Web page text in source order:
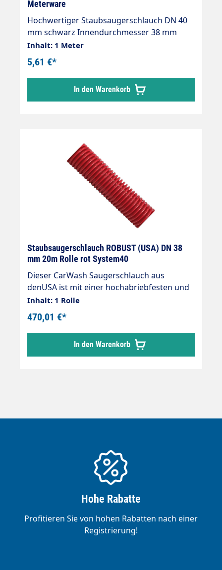
Meterware
Hochwertiger Staubsaugerschlauch DN 40
mm schwarz Innendurchmesser 38 mm
Aussendurchmesser 47 mm max.
Rollenlänge 20m
Inhalt: 1 Meter
5,61 €*
In den Warenkorb
Staubsaugerschlauch ROBUST (USA) DN 38
mm 20m Rolle rot System40
Dieser CarWash Saugerschlauch aus
denUSA ist mit einer hochabriebfesten und
schmutzunempfindlichen Kunststoffspirale
(Non Marking) versehen. Merkmale:
Amerikanischer Saugschlauch mit
verstärkter (doppelter) Wandung Innen
glatt für geringe Druckverluste
Ausgezeichnete Rückstelleigenschaften bei
Außendurchmesser größer ist als
Inhalt: 1 Rolle
470,01 €*
In den Warenkorb
Hohe Rabatte
Profitieren Sie von hohen Rabatten nach einer
Registrierung!